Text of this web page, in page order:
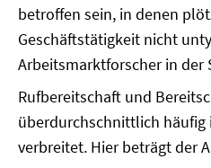
betroffen sein, in denen
Geschäftstätigkeit nicht
Arbeitsmarktforscher in der
Rufbereitschaft und
überdurchschnittlich häufig
verbreitet. Hier beträgt der